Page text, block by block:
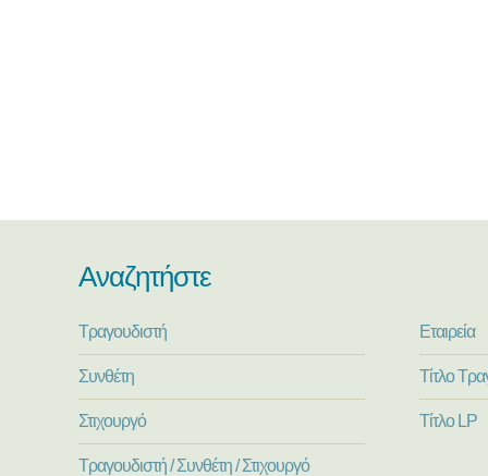
Αναζητήστε
Τραγουδιστή
Συνθέτη
Στιχουργό
Τραγουδιστή / Συνθέτη / Στιχουργό
Εταιρεία
Τίτλο
Τίτλο LP